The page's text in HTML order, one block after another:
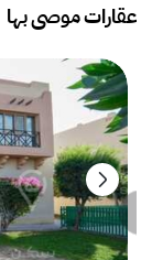
عقارات موصى بها